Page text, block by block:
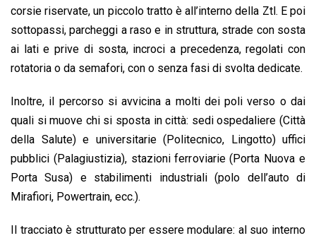
corsie riservate, un piccolo tratto è all’interno della Ztl. E poi
sottopassi, parcheggi a raso e in struttura, strade con sosta
ai lati e prive di sosta, incroci a precedenza, regolati con
rotatoria o da semafori, con o senza fasi di svolta dedicate.
Inoltre, il percorso si avvicina a molti dei poli verso o dai
quali si muove chi si sposta in città: sedi ospedaliere (Città
della Salute) e universitarie (Politecnico, Lingotto) uffici
pubblici (Palagiustizia), stazioni ferroviarie (Porta Nuova e
Porta Susa) e stabilimenti industriali (polo dell’auto di
Mirafiori, Powertrain, ecc.).
Il tracciato è strutturato per essere modulare: al suo interno